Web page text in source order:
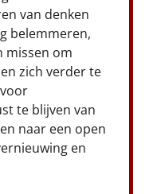
van denken
belemmeren,
missen om
zich verder te
te blijven van
naar een open
en